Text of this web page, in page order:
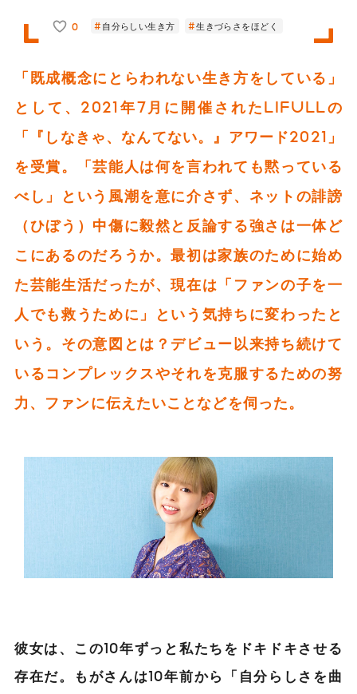
0 自分らしい生き方 生きづらさをほどく
「既成概念にとらわれない生き方をしている」
として、2021年7月に開催されたLIFULLの
「『しなきゃ、なんてない。』アワード2021」
を受賞。「芸能人は何を言われても黙っている
べし」という風潮を意に介さず、ネットの誹謗
（ひぼう）中傷に毅然と反論する強さは一体ど
こにあるのだろうか。最初は家族のために始め
た芸能生活だったが、現在は「ファンの子を一
人でも救うために」という気持ちに変わったと
いう。その意図とは？デビュー以来持ち続けて
いるコンプレックスやそれを克服するための努
力、ファンに伝えたいことなどを伺った。
彼女は、この10年ずっと私たちをドキドキさせる
存在だ。もがさんは10年前から「自分らしさを曲